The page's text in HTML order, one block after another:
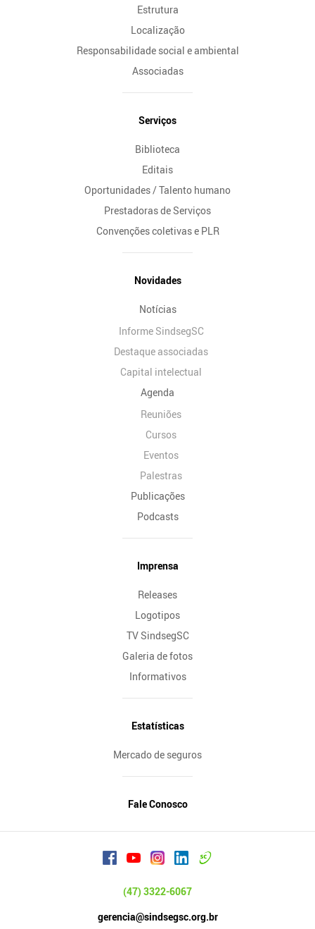
Estrutura
Localização
Responsabilidade social e ambiental
Associadas
Serviços
Biblioteca
Editais
Oportunidades / Talento humano
Prestadoras de Serviços
Convenções coletivas e PLR
Novidades
Notícias
Informe SindsegSC
Destaque associadas
Capital intelectual
Agenda
Reuniões
Cursos
Eventos
Palestras
Publicações
Podcasts
Imprensa
Releases
Logotipos
TV SindsegSC
Galeria de fotos
Informativos
Estatísticas
Mercado de seguros
Fale Conosco
(47) 3322-6067
gerencia@sindsegsc.org.br